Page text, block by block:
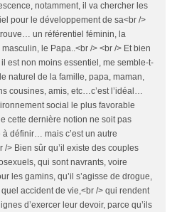
notamment, il va chercher les
pour le développement de sa<br />
un référentiel féminin, la
le Papa..<br /> <br /> Et bien
est non moins essentiel, me semble-t-
naturel de la famille, papa, maman,
cousines, amis, etc…c’est l’idéal…
social le plus favorable
cette dernière notion ne soit pas
définir… mais c’est un autre
> Bien sûr qu’il existe des couples
qui sont navrants, voire
les gamins, qu’il s’agisse de drogue,
accident de vie,<br /> qui rendent
d’exercer leur devoir, parce qu’ils